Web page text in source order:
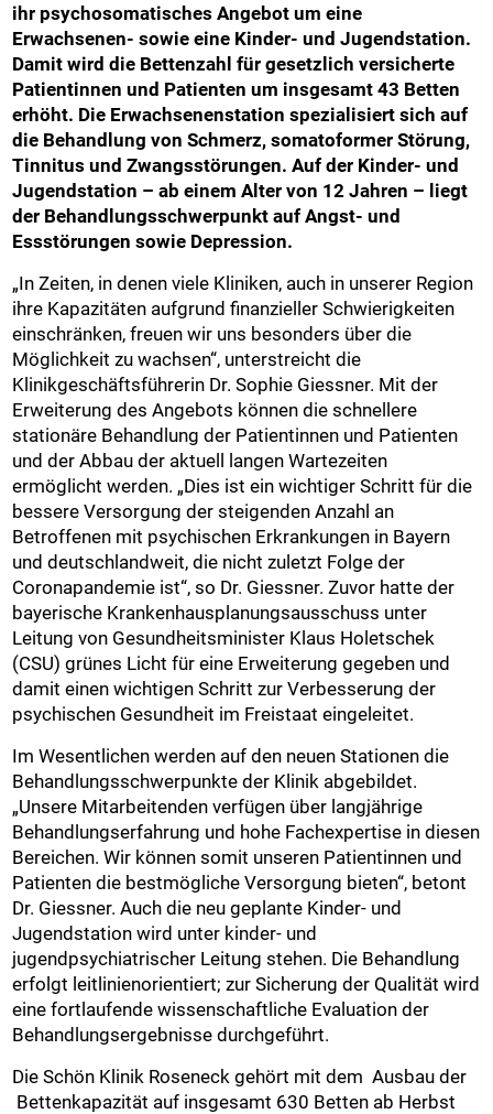
ihr psychosomatisches Angebot um eine
Erwachsenen- sowie eine Kinder- und Jugendstation.
Damit wird die Bettenzahl für gesetzlich versicherte
Patientinnen und Patienten um insgesamt 43 Betten
erhöht. Die Erwachsenenstation spezialisiert sich auf
die Behandlung von Schmerz, somatoformer Störung,
Tinnitus und Zwangsstörungen. Auf der Kinder- und
Jugendstation – ab einem Alter von 12 Jahren – liegt
der Behandlungsschwerpunkt auf Angst- und
Essstörungen sowie Depression.
„In Zeiten, in denen viele Kliniken, auch in unserer Region
ihre Kapazitäten aufgrund finanzieller Schwierigkeiten
einschränken, freuen wir uns besonders über die
Möglichkeit zu wachsen“, unterstreicht die
Klinikgeschäftsführerin Dr. Sophie Giessner. Mit der
Erweiterung des Angebots können die schnellere
stationäre Behandlung der Patientinnen und Patienten
und der Abbau der aktuell langen Wartezeiten
ermöglicht werden. „Dies ist ein wichtiger Schritt für die
bessere Versorgung der steigenden Anzahl an
Betroffenen mit psychischen Erkrankungen in Bayern
und deutschlandweit, die nicht zuletzt Folge der
Coronapandemie ist“, so Dr. Giessner. Zuvor hatte der
bayerische Krankenhausplanungsausschuss unter
Leitung von Gesundheitsminister Klaus Holetschek
(CSU) grünes Licht für eine Erweiterung gegeben und
damit einen wichtigen Schritt zur Verbesserung der
psychischen Gesundheit im Freistaat eingeleitet.
Im Wesentlichen werden auf den neuen Stationen die
Behandlungsschwerpunkte der Klinik abgebildet.
„Unsere Mitarbeitenden verfügen über langjährige
Behandlungserfahrung und hohe Fachexpertise in diesen
Bereichen. Wir können somit unseren Patientinnen und
Patienten die bestmögliche Versorgung bieten“, betont
Dr. Giessner. Auch die neu geplante Kinder- und
Jugendstation wird unter kinder- und
jugendpsychiatrischer Leitung stehen. Die Behandlung
erfolgt leitlinienorientiert; zur Sicherung der Qualität wird
eine fortlaufende wissenschaftliche Evaluation der
Behandlungsergebnisse durchgeführt.
Die Schön Klinik Roseneck gehört mit dem Ausbau der
Bettenkapazität auf insgesamt 630 Betten ab Herbst